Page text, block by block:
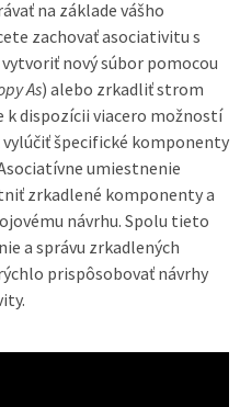
na základe vášho
zachovať asociativitu s
nový súbor pomocou
As) alebo zrkadliť strom
dispozícii viacero možností
špecifické komponenty
umiestnenie
zrkadlené komponenty a
návrhu. Spolu tieto
a správu zrkadlených
prispôsobovať návrhy